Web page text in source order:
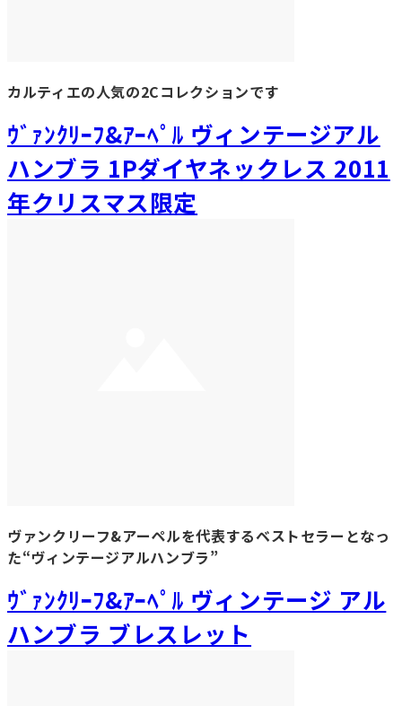
カルティエの人気の2Cコレクションです
ｳﾞｧﾝｸﾘｰﾌ&ｱｰﾍﾟﾙ ヴィンテージアル
ハンブラ 1Pダイヤネックレス 2011
年クリスマス限定
ヴァンクリーフ&アーペルを代表するベストセラーとなっ
た“ヴィンテージアルハンブラ”
ｳﾞｧﾝｸﾘｰﾌ&ｱｰﾍﾟﾙ ヴィンテージ アル
ハンブラ ブレスレット